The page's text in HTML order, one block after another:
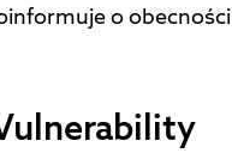
o obecności